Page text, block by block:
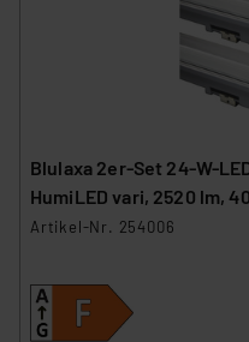
Blulaxa 2er-Set 24-W-
HumiLED vari, 2520 lm,
Artikel-Nr. 254006